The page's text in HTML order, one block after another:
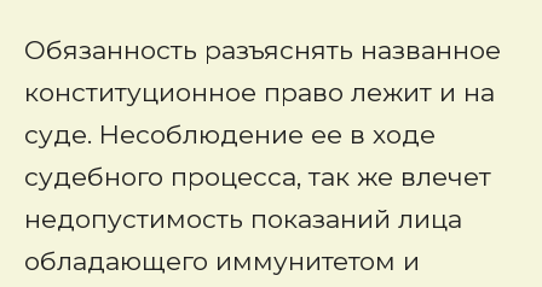
Обязанность разъяснять названное
конституционное право лежит и на
суде. Несоблюдение ее в ходе
судебного процесса, так же влечет
недопустимость показаний лица
обладающего иммунитетом и